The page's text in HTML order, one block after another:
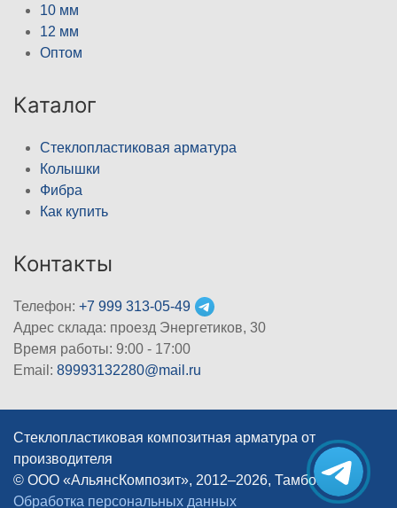
10 мм
12 мм
Оптом
Каталог
Стеклопластиковая арматура
Колышки
Фибра
Как купить
Контакты
Телефон: +7 999 313-05-49
Адрес склада: проезд Энергетиков, 30
Время работы: 9:00 - 17:00
Email: 89993132280@mail.ru
Стеклопластиковая композитная арматура от
производителя
© ООО «АльянсКомпозит», 2012–2026, Тамбов
|
Обработка персональных данных